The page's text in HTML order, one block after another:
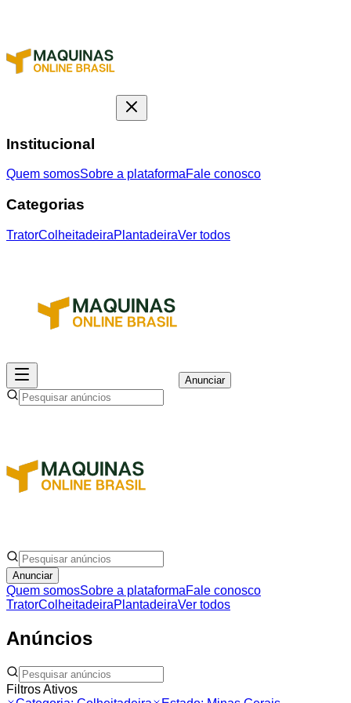
Institucional
Quem somosSobre a plataformaFale conosco
Categorias
TratorColheitadeiraPlantadeiraVer todos
Anunciar
Anunciar
Quem somosSobre a plataformaFale conosco
TratorColheitadeiraPlantadeiraVer todos
Anúncios
Filtros Ativos